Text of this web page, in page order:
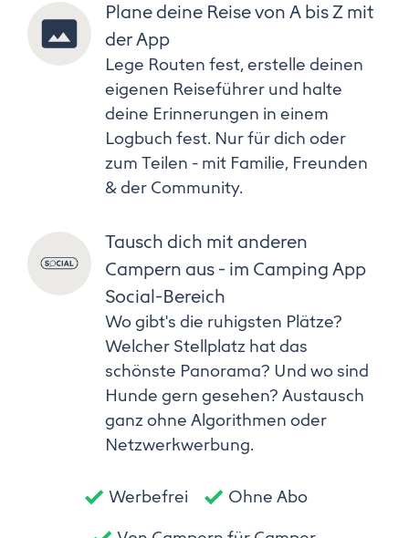
Plane deine Reise von A bis Z mit
der App
Lege Routen fest, erstelle deinen
eigenen Reiseführer und halte
deine Erinnerungen in einem
Logbuch fest. Nur für dich oder
zum Teilen - mit Familie, Freunden
& der Community.
Tausch dich mit anderen
Campern aus - im Camping App
Social-Bereich
Wo gibt's die ruhigsten Plätze?
Welcher Stellplatz hat das
schönste Panorama? Und wo sind
Hunde gern gesehen? Austausch
ganz ohne Algorithmen oder
Netzwerkwerbung.
Werbefrei Ohne Abo